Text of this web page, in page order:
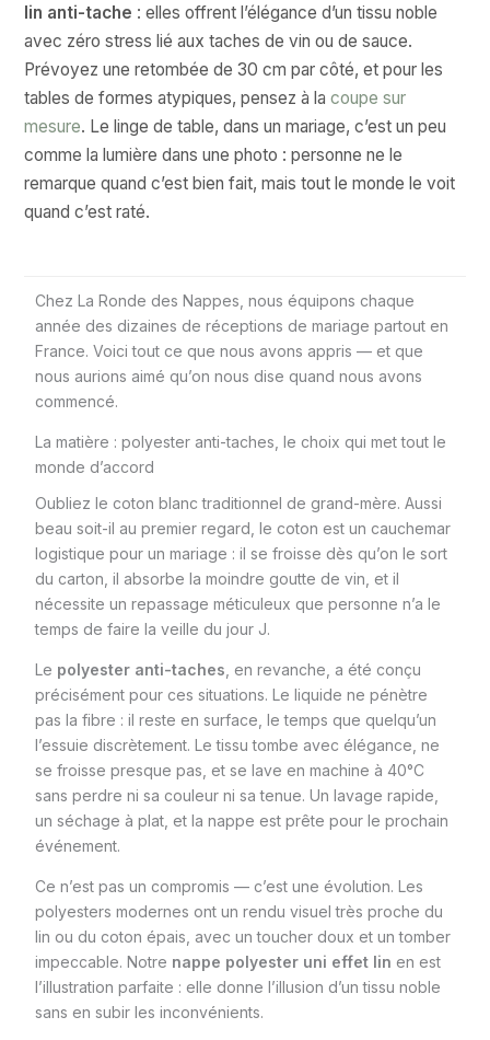
lin anti-tache : elles offrent l’élégance d’un tissu noble
avec zéro stress lié aux taches de vin ou de sauce.
Prévoyez une retombée de 30 cm par côté, et pour les
tables de formes atypiques, pensez à la coupe sur
mesure. Le linge de table, dans un mariage, c’est un peu
comme la lumière dans une photo : personne ne le
remarque quand c’est bien fait, mais tout le monde le voit
quand c’est raté.
Chez La Ronde des Nappes, nous équipons chaque
année des dizaines de réceptions de mariage partout en
France. Voici tout ce que nous avons appris — et que
nous aurions aimé qu’on nous dise quand nous avons
commencé.
La matière : polyester anti-taches, le choix qui met tout le
monde d’accord
Oubliez le coton blanc traditionnel de grand-mère. Aussi
beau soit-il au premier regard, le coton est un cauchemar
logistique pour un mariage : il se froisse dès qu’on le sort
du carton, il absorbe la moindre goutte de vin, et il
nécessite un repassage méticuleux que personne n’a le
temps de faire la veille du jour J.
Le polyester anti-taches , en revanche, a été conçu
précisément pour ces situations. Le liquide ne pénètre
pas la fibre : il reste en surface, le temps que quelqu’un
l’essuie discrètement. Le tissu tombe avec élégance, ne
se froisse presque pas, et se lave en machine à 40°C
sans perdre ni sa couleur ni sa tenue. Un lavage rapide,
un séchage à plat, et la nappe est prête pour le prochain
événement.
Ce n’est pas un compromis — c’est une évolution. Les
polyesters modernes ont un rendu visuel très proche du
lin ou du coton épais, avec un toucher doux et un tomber
impeccable. Notre nappe polyester uni effet lin en est
l’illustration parfaite : elle donne l’illusion d’un tissu noble
sans en subir les inconvénients.